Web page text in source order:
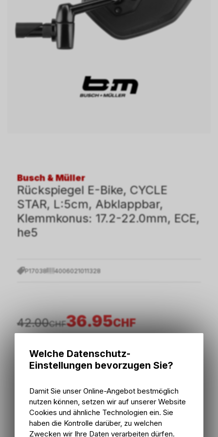
Busch & Müller
Rückspiegel E-Bike, CYCLE
STAR, L:5cm, Abklappbar,
Klemmkonus: 17.2-22.0mm, ECE,
he5
P17038 4006021011328
36.95CHF
42.00CHF
Sofort verfügbar
Versand
Abholung Bike Zone AG
Welche Datenschutz-
Einstellungen bevorzugen Sie?
Damit Sie unser Online-Angebot bestmöglich
nutzen können, setzen wir auf unserer Website
Cookies und ähnliche Technologien ein. Sie
haben die Kontrolle darüber, zu welchen
Zwecken wir Ihre Daten verarbeiten dürfen.